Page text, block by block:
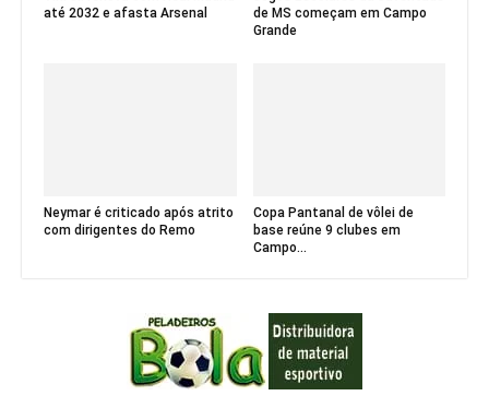
até 2032 e afasta Arsenal
de MS começam em Campo
Grande
Neymar é criticado após atrito
com dirigentes do Remo
Copa Pantanal de vôlei de
base reúne 9 clubes em
Campo...